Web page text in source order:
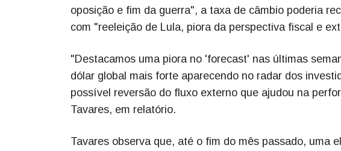
oposição e fim da guerra", a taxa de câmbio poderia
com "reeleição de Lula, piora da perspectiva fiscal e
"Destacamos uma piora no 'forecast' nas últimas
dólar global mais forte aparecendo no radar dos
possível reversão do fluxo externo que ajudou na
Tavares, em relatório.
Tavares observa que, até o fim do mês passado, uma